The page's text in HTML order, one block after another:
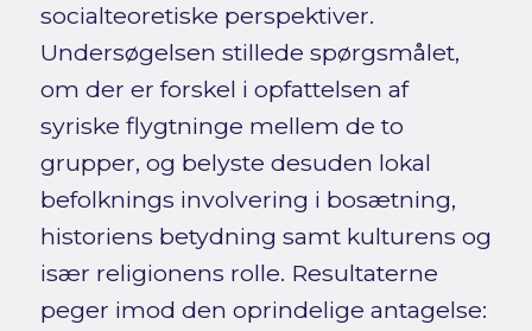
socialteoretiske perspektiver.
Undersøgelsen stillede spørgsmålet,
om der er forskel i opfattelsen af
syriske flygtninge mellem de to
grupper, og belyste desuden lokal
befolknings involvering i bosætning,
historiens betydning samt kulturens og
især religionens rolle. Resultaterne
peger imod den oprindelige antagelse: